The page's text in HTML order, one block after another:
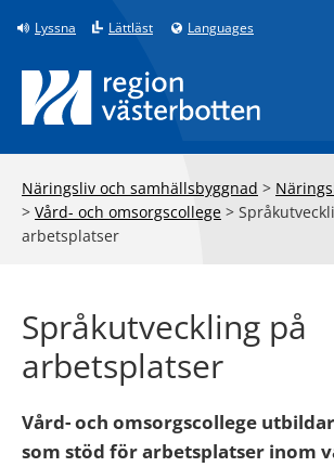
Till innehåll på sidan
Lyssna Lättläst Languages
Näringsliv och samhällsbyggnad >
> Vård- och omsorgscollege >
arbetsplatser
Språkutveckling på
arbetsplatser
Vård- och omsorgscollege
som stöd för arbetsplatser inom